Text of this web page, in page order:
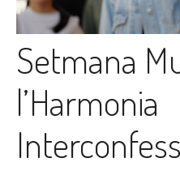
Setmana
l’Harmonia